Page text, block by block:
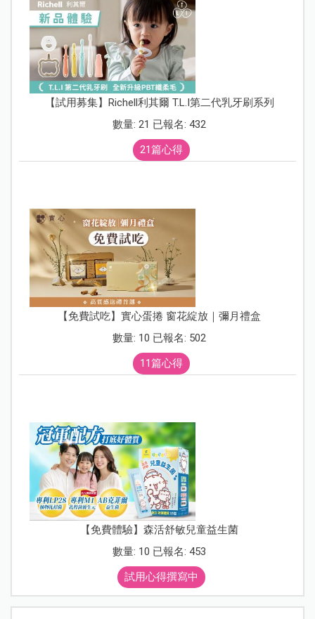
【試用募集】Richell利其爾 T.L.I第二代乳牙刷系列
數量: 21 已報名: 432
21篇心得
【免費試吃】實心蛋捲 窗花綻放｜彌月禮盒
數量: 10 已報名: 502
11篇心得
【免費體驗】森活舒敏兒童益生菌
數量: 10 已報名: 453
試用心得撰寫中